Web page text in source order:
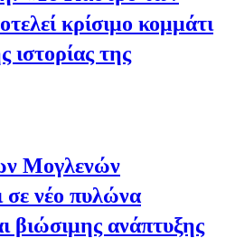
κρίσιμο κομμάτι
ιστορίας της
Μογλενών
σε νέο πυλώνα
βιώσιμης ανάπτυξης